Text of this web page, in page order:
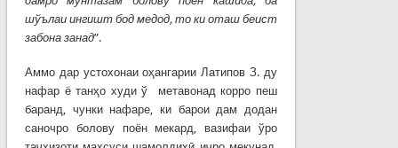
шўълаи ингишт бод медод, то ки оташ беист
забона занад”.
Аммо дар устохонаи оҳангарии Латипов З. ду
нафар ё танҳо худи ў метавонад корро пеш
баранд, чунки нафаре, ки барои дам додан
саночро болову поён мекард, вазифаи ўро